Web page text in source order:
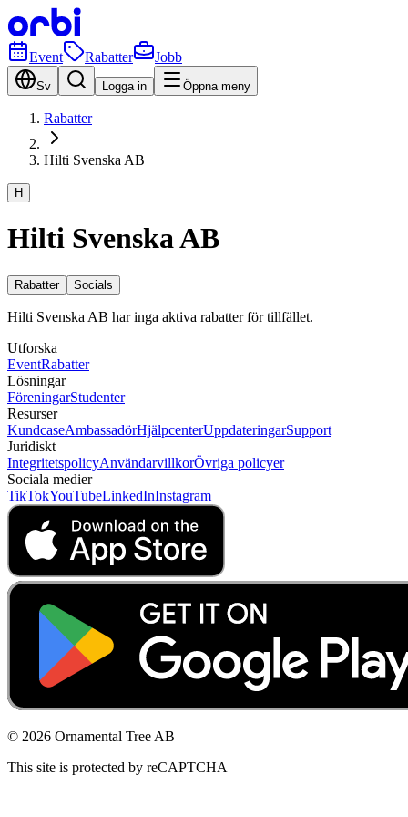
Event Rabatter Jobb
Sv Logga in Öppna meny
Rabatter
Hilti Svenska AB
H
Hilti Svenska AB
Rabatter Socials
Hilti Svenska AB har inga aktiva rabatter för tillfället.
Utforska
EventRabatter
Lösningar
FöreningarStudenter
Resurser
KundcaseAmbassadörHjälpcenterUppdateringarSupport
Juridiskt
IntegritetspolicyAnvändarvillkorÖvriga policyer
Sociala medier
TikTokYouTubeLinkedInInstagram
© 2026 Ornamental Tree AB
This site is protected by reCAPTCHA